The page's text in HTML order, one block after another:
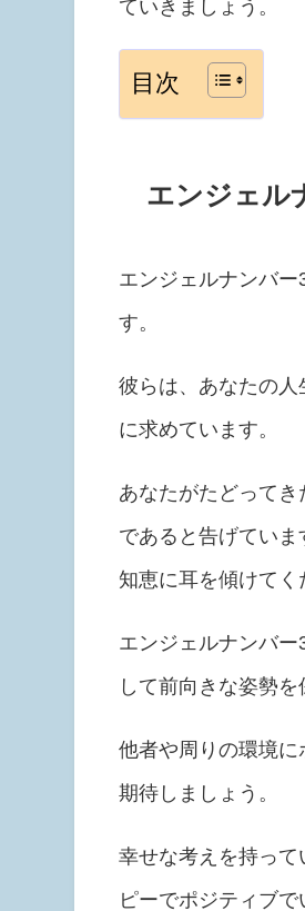
ていきましょう。
目次
エンジェル
エンジェルナンバ
す。
彼らは、あなたの人
に求めています。
あなたがたどって
であると告げてい
知恵に耳を傾けてく
エンジェルナンバ
して前向きな姿勢を
他者や周りの環境
期待しましょう。
幸せな考えを持っ
ピーでポジティブで